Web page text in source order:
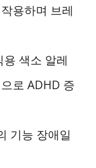
용하며 브레
색소 알레
로 ADHD 증
기능 장애일